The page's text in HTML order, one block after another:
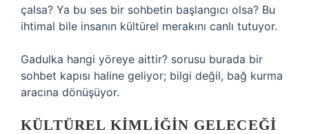
çalsa? Ya bu ses bir sohbetin başlangıcı olsa? Bu
ihtimal bile insanın kültürel merakını canlı tutuyor.
Gadulka hangi yöreye aittir? sorusu burada bir
sohbet kapısı haline geliyor; bilgi değil, bağ kurma
aracına dönüşüyor.
KÜLTÜREL KIMLIĞIN GELECEĞI